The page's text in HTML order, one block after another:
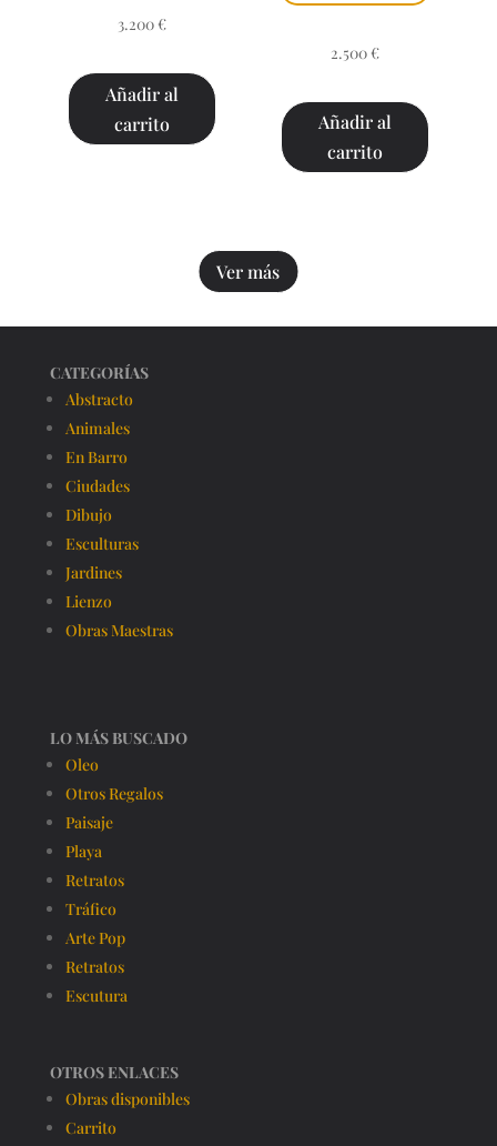
3.200 €
Añadir al
carrito
2.500 €
Añadir al
carrito
Ver más
CATEGORÍAS
Abstracto
Animales
En Barro
Ciudades
Dibujo
Esculturas
Jardines
Lienzo
Obras Maestras
LO MÁS BUSCADO
Oleo
Otros Regalos
Paisaje
Playa
Retratos
Tráfico
Arte Pop
Retratos
Escutura
OTROS ENLACES
Obras disponibles
Carrito